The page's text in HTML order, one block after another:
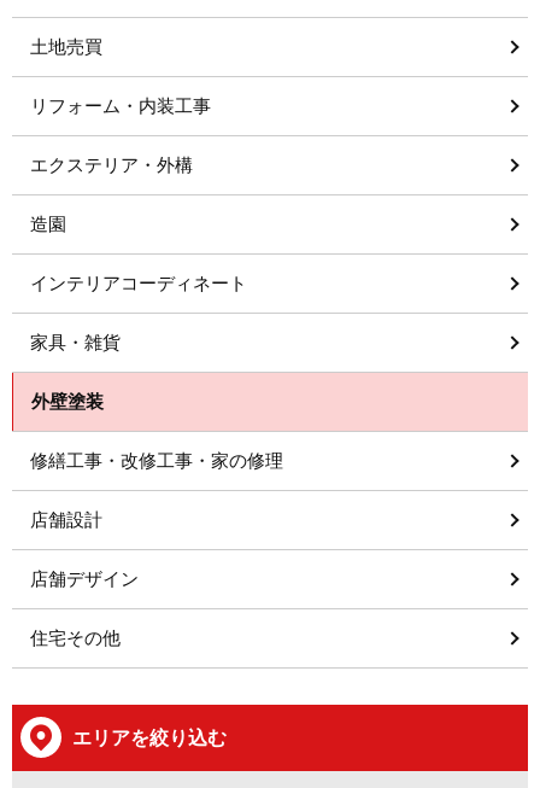
土地売買
リフォーム・内装工事
エクステリア・外構
造園
インテリアコーディネート
家具・雑貨
外壁塗装
修繕工事・改修工事・家の修理
店舗設計
店舗デザイン
住宅その他
エリアを絞り込む